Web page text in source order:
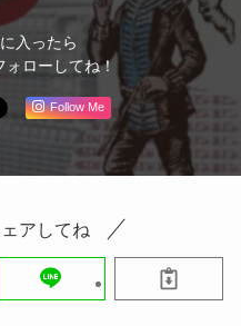
入ったら
ローしてね！
Follow Me
アしてね